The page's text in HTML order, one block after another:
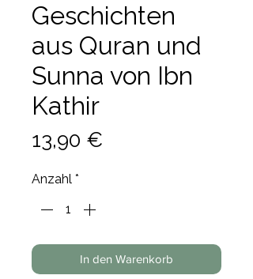
Geschichten
aus Quran und
Sunna von Ibn
Kathir
13,90 €
Anzahl *
In den Warenkorb